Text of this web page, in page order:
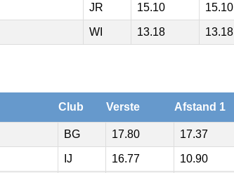
JR 15.10 15.10
WI 13.18 13.18
Club Verste Afstand 1
BG 17.80 17.37
IJ 16.77 10.90